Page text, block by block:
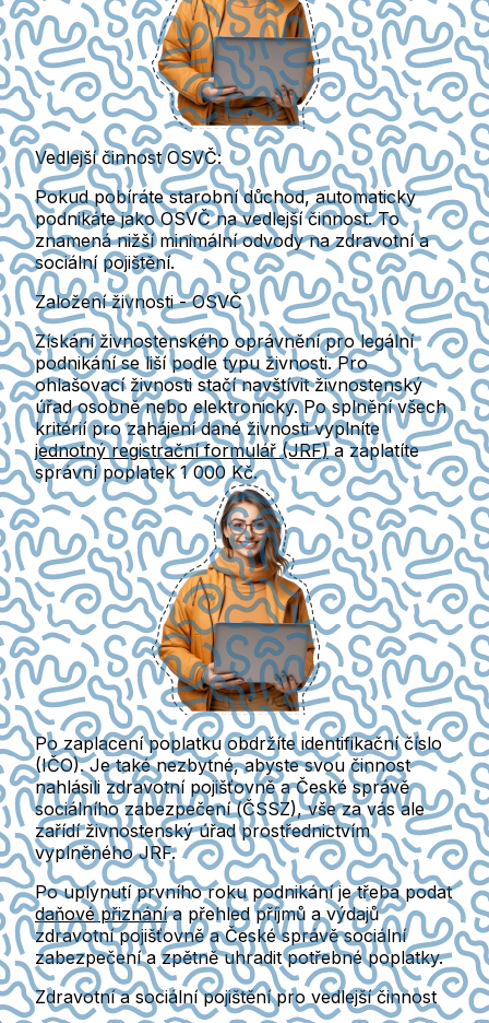
Vedlejší činnost OSVČ:
Pokud pobíráte starobní důchod,automaticky
podnikáte jako OSVČ na vedlejší činnost.To
znamená nižší minimální odvody na zdravotní a
sociální pojištění.
Založení živnosti - OSVČ
Získání živnostenského oprávnění pro legální
podnikání se liší podle typu živnosti. Pro
ohlašovací živnosti stačí navštívit živnostenský
úřad osobně nebo elektronicky. Po splnění všech
kritérií pro zahájení dané živnosti vyplníte
jednotný registrační formulář (JRF)a zaplatíte
správní poplatek 1 000 Kč.
Po zaplacení poplatku obdržíteidentifikační číslo
(IČO).Je také nezbytné, abyste svou činnost
nahlásili zdravotní pojišťovně a České správě
sociálního zabezpečení (ČSSZ), vše za vás ale
zařídí živnostenský úřad prostřednictvím
vyplněného JRF.
Po uplynutí prvního roku podnikání je třeba podat
daňové přiznánía přehled příjmů a výdajů
zdravotní pojišťovně a České správě sociální
zabezpečení azpětně uhradit potřebné poplatky.
Zdravotní a sociální pojištění pro vedlejší činnost